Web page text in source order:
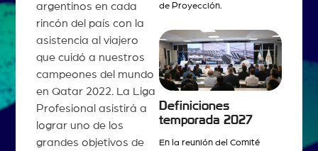
argentinos en cada
rincón del país con la
asistencia al viajero
que cuidó a nuestros
campeones del mundo
en Qatar 2022. La Liga
Profesional asistirá a
lograr uno de los
grandes objetivos de
de Proyección.
Definiciones
temporada 2027
En la reunión del Comité